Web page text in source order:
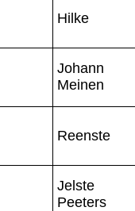
Hilke
Johann
Meinen
Reenste
Jelste
Peeters